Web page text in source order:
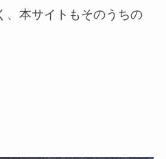
、本サイトもそのうちの